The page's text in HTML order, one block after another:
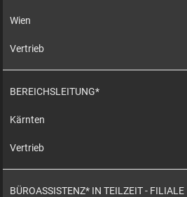
Wien
Vertrieb
BEREICHSLEITUNG*
Kärnten
Vertrieb
BÜROASSISTENZ* IN TEILZEIT - FILIALE